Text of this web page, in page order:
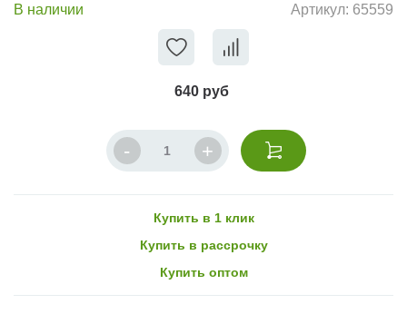
В наличии Артикул: 65559
640 руб
Купить в 1 клик
Купить в рассрочку
Купить оптом